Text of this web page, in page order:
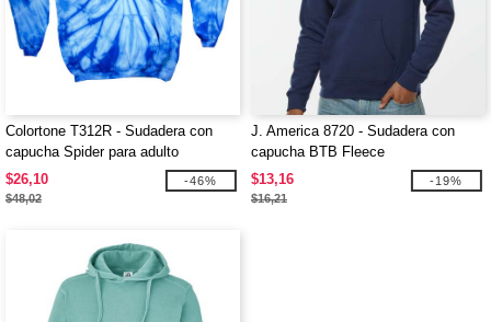
Colortone T312R - Sudadera con
capucha Spider para adulto
$26,10
$48,02
-46%
J. America 8720 - Sudadera con
capucha BTB Fleece
$13,16
$16,21
-19%